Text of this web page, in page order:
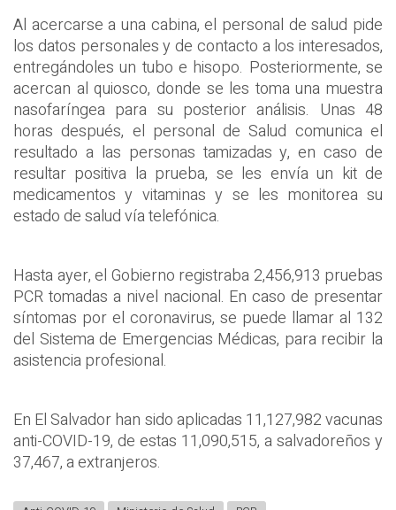
Al acercarse a una cabina, el personal de salud pide
los datos personales y de contacto a los interesados,
entregándoles un tubo e hisopo. Posteriormente, se
acercan al quiosco, donde se les toma una muestra
nasofaríngea para su posterior análisis. Unas 48
horas después, el personal de Salud comunica el
resultado a las personas tamizadas y, en caso de
resultar positiva la prueba, se les envía un kit de
medicamentos y vitaminas y se les monitorea su
estado de salud vía telefónica.
Hasta ayer, el Gobierno registraba 2,456,913 pruebas
PCR tomadas a nivel nacional. En caso de presentar
síntomas por el coronavirus, se puede llamar al 132
del Sistema de Emergencias Médicas, para recibir la
asistencia profesional.
En El Salvador han sido aplicadas 11,127,982 vacunas
anti-COVID-19, de estas 11,090,515, a salvadoreños y
37,467, a extranjeros.